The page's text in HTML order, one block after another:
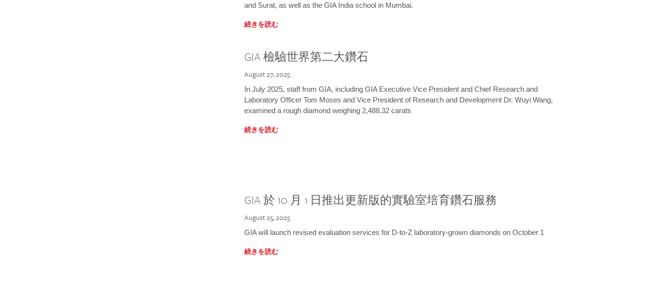
and Surat, as well as the GIA India school in Mumbai.
続きを読む
GIA 檢驗世界第二大鑽石
August 27, 2025
In July 2025, staff from GIA, including GIA Executive Vice President and Chief Research and
Laboratory Officer Tom Moses and Vice President of Research and Development Dr. Wuyi Wang,
examined a rough diamond weighing 2,488.32 carats
続きを読む
GIA 於 10 月 1 日推出更新版的實驗室培育鑽石服務
August 25, 2025
GIA will launch revised evaluation services for D-to-Z laboratory-grown diamonds on October 1
続きを読む